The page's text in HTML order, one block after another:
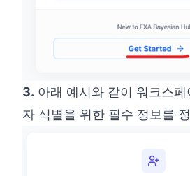
3. 아래 예시와 같이 워크스
자 식별을 위한 필수 정보를